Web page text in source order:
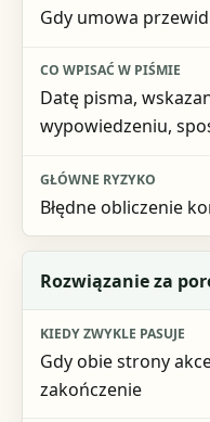
Co wpisać w piśmie
Gdy umowa
Datę pisma,
wypowiedzeniu,
Błędne obliczenie
Rozwiązanie za
Gdy obie strony
zakończenie